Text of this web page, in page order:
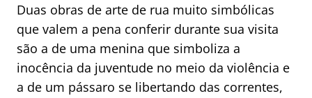
Duas obras de arte de rua muito simbólicas
que valem a pena conferir durante sua visita
são a de uma menina que simboliza a
inocência da juventude no meio da violência e
a de um pássaro se libertando das correntes,